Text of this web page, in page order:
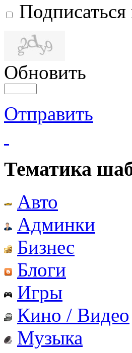
Обновить
Отправить
Тематика
Авто
Админки
Бизнес
Блоги
Игры
Кино / Видео
Музыка